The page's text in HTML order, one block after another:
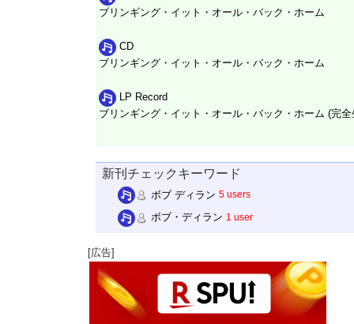
ブリンギング・イット・オール・バック・ホーム
CD
ブリンギング・イット・オール・バック・ホーム
LP Record
ブリンギング・イット・オール・バック・ホーム (完
新刊チェックキーワード
ボブ ディラン 5 users
ボブ・ディラン 1 user
[広告]